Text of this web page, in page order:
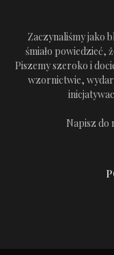
Zaczynaliśmy jako
śmiało powiedzieć,
Piszemy szeroko i
wzornictwie,
Napisz do